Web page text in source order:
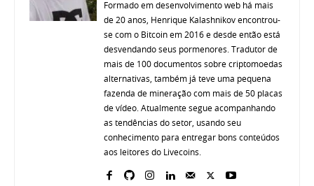
Formado em desenvolvimento web há mais
de 20 anos, Henrique Kalashnikov encontrou-
se com o Bitcoin em 2016 e desde então está
desvendando seus pormenores. Tradutor de
mais de 100 documentos sobre criptomoedas
alternativas, também já teve uma pequena
fazenda de mineração com mais de 50 placas
de vídeo. Atualmente segue acompanhando
as tendências do setor, usando seu
conhecimento para entregar bons conteúdos
aos leitores do Livecoins.